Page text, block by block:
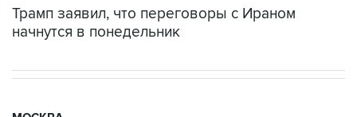
Трамп заявил, что переговоры с Ираном
начнутся в понедельник